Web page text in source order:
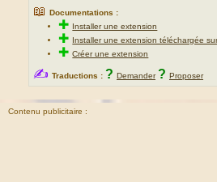
📖 Documentations :
✚ Installer une extension
✚ Installer une extension téléchargée
✚Créer une extension
✍ Traductions : ? Demander ? Proposer
Contenu publicitaire :